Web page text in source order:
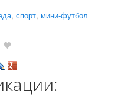
, спорт, мини-футбол